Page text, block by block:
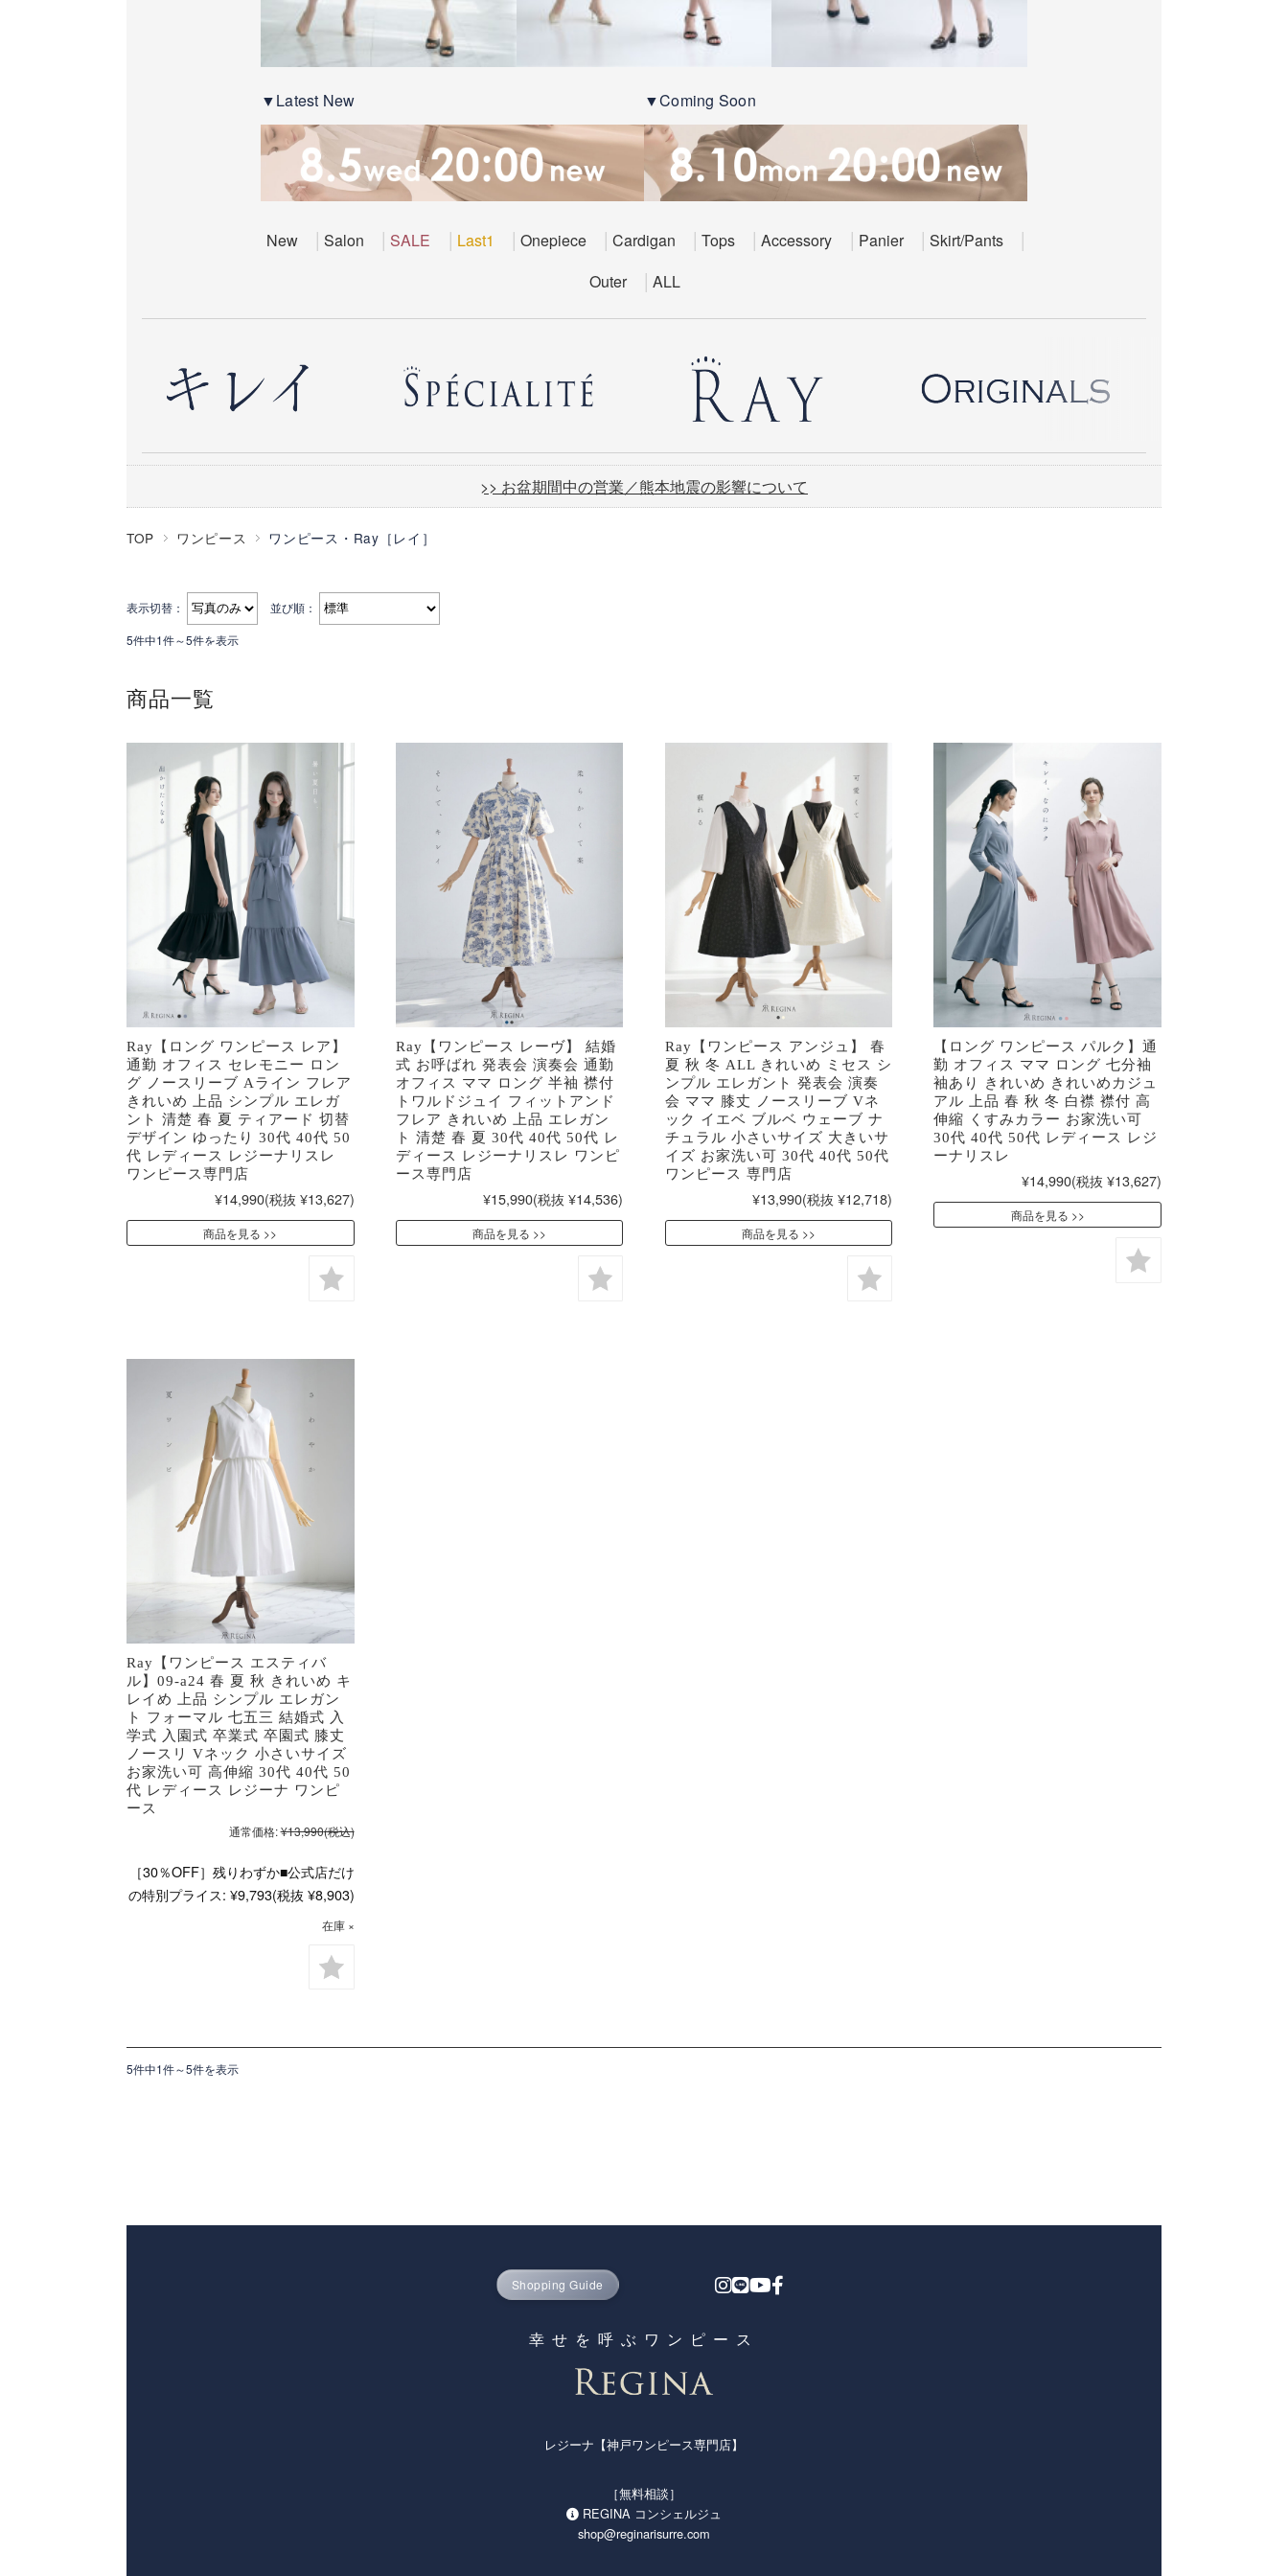
▼Latest New ▼Coming Soon
New Salon SALE Last1 Onepiece Cardigan Tops Accessory Panier
Skirt/Pants
Outer
ALL
>> お盆期間中の営業／熊本地震の影響について
TOP ワンピース ワンピース・Ray［レイ］
表示切替：
並び順：
5件中1件～5件を表示
商品一覧
Ray【ロング ワンピース レア】
通勤 オフィス セレモニー ロン
グ ノースリーブ Aライン フレア
きれいめ 上品 シンプル エレガ
ント 清楚 春 夏 ティアード 切替
デザイン ゆったり 30代 40代 50
代 レディース レジーナリスレ
ワンピース専門店
¥14,990(税抜 ¥13,627)
商品を見る
Ray【ワンピース レーヴ】 結婚
式 お呼ばれ 発表会 演奏会 通勤
オフィス ママ ロング 半袖 襟付
トワルドジュイ フィットアンド
フレア きれいめ 上品 エレガン
ト 清楚 春 夏 30代 40代 50代 レ
ディース レジーナリスレ ワンピ
ース専門店
¥15,990(税抜 ¥14,536)
商品を見る
Ray【ワンピース アンジュ】 春
夏 秋 冬 ALL きれいめ ミセス シ
ンプル エレガント 発表会 演奏
会 ママ 膝丈 ノースリーブ Vネ
ック イエベ ブルベ ウェーブ ナ
チュラル 小さいサイズ 大きいサ
イズ お家洗い可 30代 40代 50代
ワンピース 専門店
¥13,990(税抜 ¥12,718)
商品を見る
【ロング ワンピース パルク】通
勤 オフィス ママ ロング 七分袖
袖あり きれいめ きれいめカジュ
アル 上品 春 秋 冬 白襟 襟付 高
伸縮 くすみカラー お家洗い可
30代 40代 50代 レディース レジ
ーナリスレ
¥14,990(税抜 ¥13,627)
商品を見る
Ray【ワンピース エスティバ
ル】09-a24 春 夏 秋 きれいめ キ
レイめ 上品 シンプル エレガン
ト フォーマル 七五三 結婚式 入
学式 入園式 卒業式 卒園式 膝丈
ノースリ Vネック 小さいサイズ
お家洗い可 高伸縮 30代 40代 50
代 レディース レジーナ ワンピ
ース
通常価格:¥13,990(税込)
［30％OFF］残りわずか■公式店だけ
の特別プライス: ¥9,793(税抜 ¥8,903)
在庫 ×
5件中1件～5件を表示
Shopping Guide
幸せを呼ぶワンピース
レジーナ【神戸ワンピース専門店】
［無料相談］
REGINA コンシェルジュ
shop@reginarisurre.com